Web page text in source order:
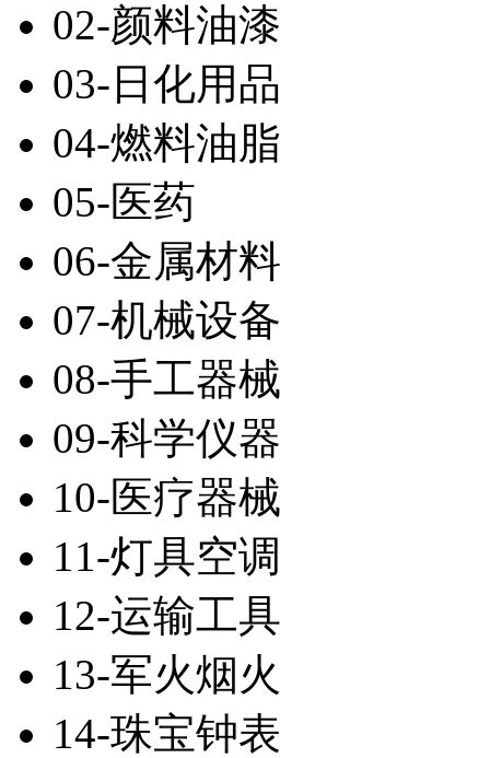
02-颜料油漆
03-日化用品
04-燃料油脂
05-医药
06-金属材料
07-机械设备
08-手工器械
09-科学仪器
10-医疗器械
11-灯具空调
12-运输工具
13-军火烟火
14-珠宝钟表